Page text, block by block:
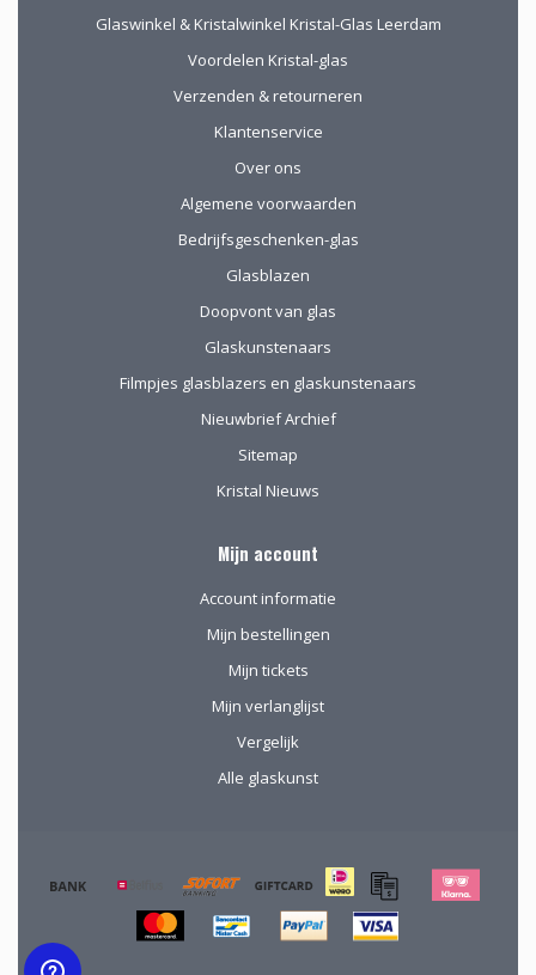
geeft prima
informatie, de
verzending van het
kwetsbare glas is
Glaswinkel & Kristalwinkel Kristal-Glas Leerdam
Voordelen Kristal-glas
Verzenden & retourneren
Klantenservice
Over ons
Algemene voorwaarden
Bedrijfsgeschenken-glas
Glasblazen
Doopvont van glas
Glaskunstenaars
Filmpjes glasblazers en glaskunstenaars
Nieuwbrief Archief
Sitemap
Kristal Nieuws
Mijn account
Account informatie
Mijn bestellingen
Mijn tickets
Mijn verlanglijst
Vergelijk
Alle glaskunst